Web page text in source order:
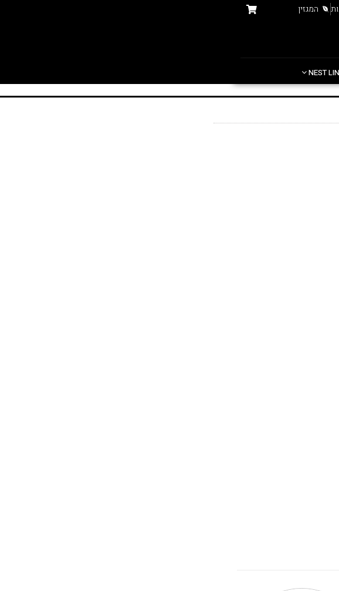
המגזין
NEST